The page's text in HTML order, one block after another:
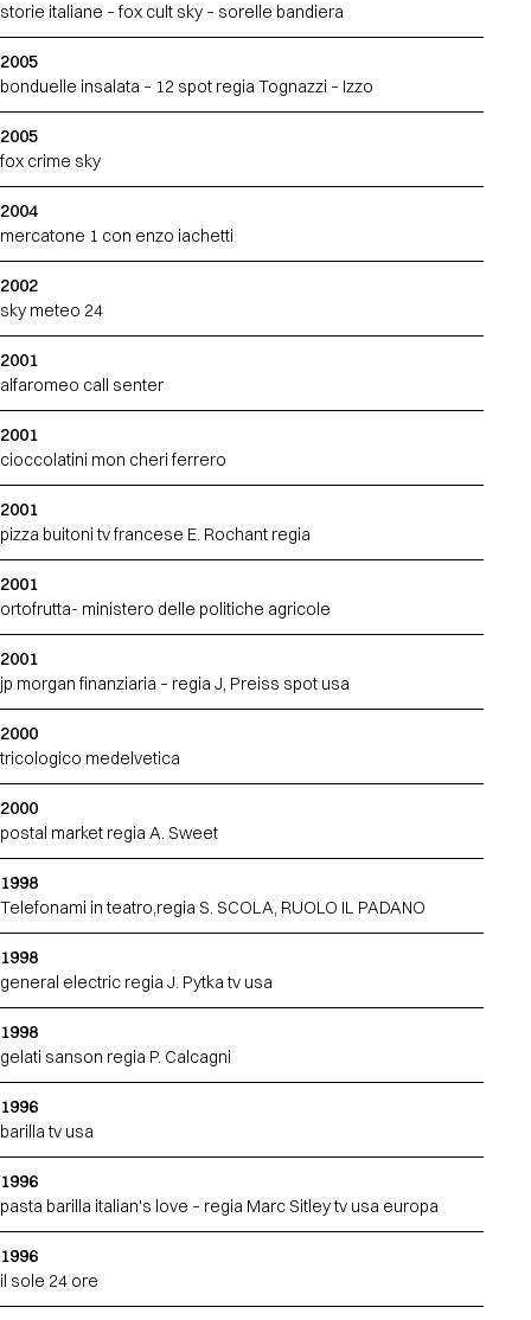
storie italiane – fox cult sky – sorelle bandiera
2005
bonduelle insalata – 12 spot regia Tognazzi – Izzo
2005
fox crime sky
2004
mercatone 1 con enzo iachetti
2002
sky meteo 24
2001
alfaromeo call senter
2001
cioccolatini mon cheri ferrero
2001
pizza buitoni tv francese E. Rochant regia
2001
ortofrutta- ministero delle politiche agricole
2001
jp morgan finanziaria – regia J, Preiss spot usa
2000
tricologico medelvetica
2000
postal market regia A. Sweet
1998
Telefonami in teatro,regia S. SCOLA, RUOLO IL PADANO
1998
general electric regia J. Pytka tv usa
1998
gelati sanson regia P. Calcagni
1996
barilla tv usa
1996
pasta barilla italian's love – regia Marc Sitley tv usa europa
1996
il sole 24 ore